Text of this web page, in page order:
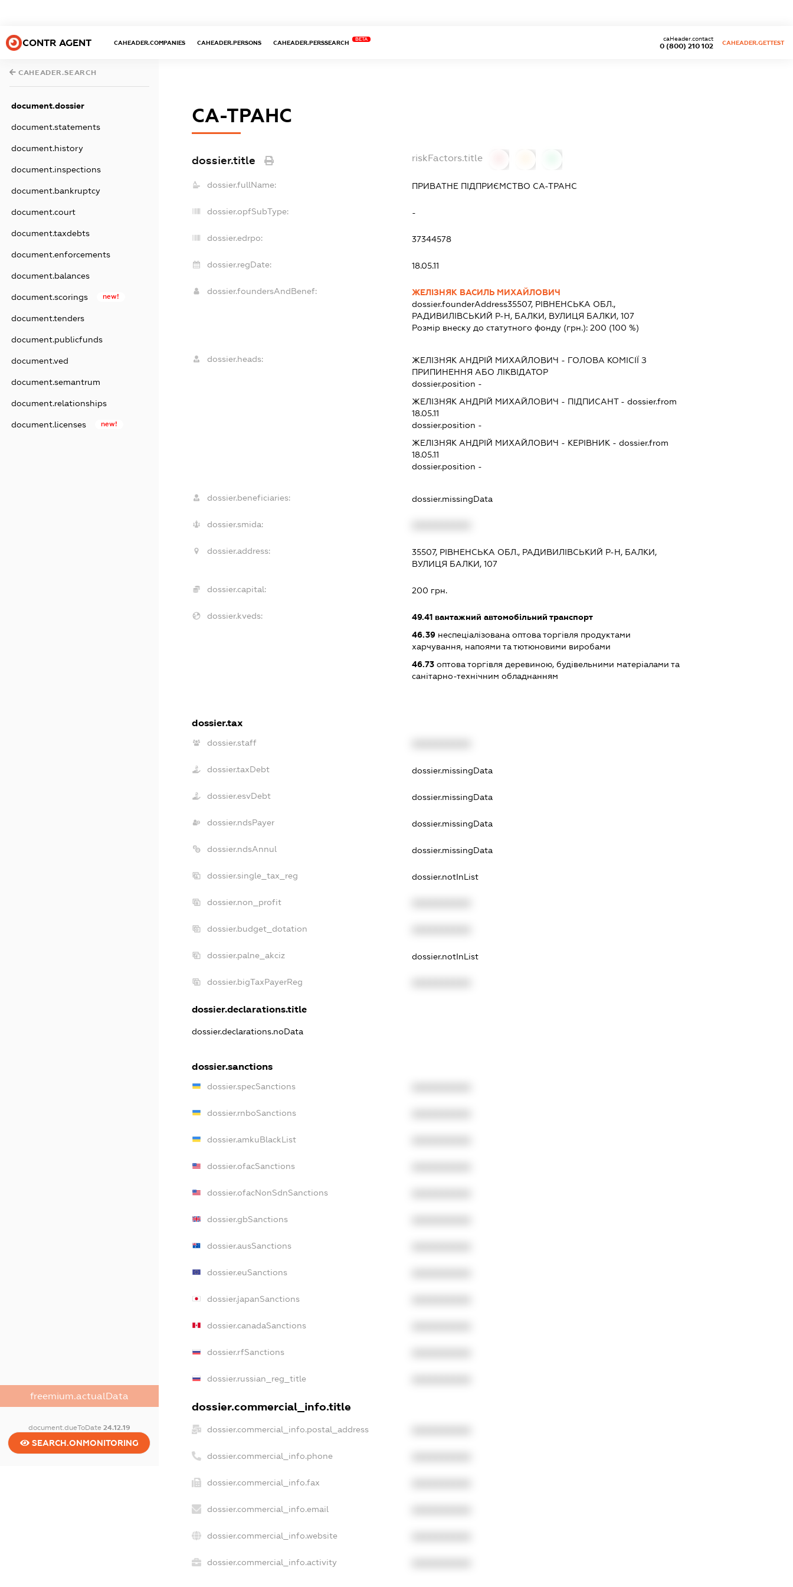
CONTR AGENT CAHEADER.COMPANIES CAHEADER.PERSONS CAHEADER.PERSSEARCH
BETA
0 (800) 210 102
caHeader.contact
CAHEADER.GETTEST
CAHEADER.SEARCH
document.dossier
document.statements
document.history
document.inspections
document.bankruptcy
document.court
document.taxdebts
document.enforcements
document.balances
document.scorings new!
document.tenders
document.publicfunds
document.ved
document.semantrum
document.relationships
document.licenses new!
freemium.actualData
document.dueToDate 24.12.19
SEARCH.ONMONITORING
СА-ТРАНС
dossier.title riskFactors.title
dossier.fullName: ПРИВАТНЕ ПІДПРИЄМСТВО СА-ТРАНС
dossier.opfSubType: -
dossier.edrpo: 37344578
dossier.regDate: 18.05.11
dossier.foundersAndBenef:
ЖЕЛІЗНЯК ВАСИЛЬ МИХАЙЛОВИЧ
dossier.founderAddress35507, РІВНЕНСЬКА ОБЛ.,
РАДИВИЛІВСЬКИЙ Р-Н, БАЛКИ, ВУЛИЦЯ БАЛКИ, 107
Розмір внеску до статутного фонду (грн.): 200 (100 %)
dossier.heads: ЖЕЛІЗНЯК АНДРІЙ МИХАЙЛОВИЧ - ГОЛОВА КОМІСІЇ З
ПРИПИНЕННЯ АБО ЛІКВІДАТОР
dossier.position -
ЖЕЛІЗНЯК АНДРІЙ МИХАЙЛОВИЧ - ПІДПИСАНТ- dossier.from
18.05.11
dossier.position -
ЖЕЛІЗНЯК АНДРІЙ МИХАЙЛОВИЧ - КЕРІВНИК - dossier.from
18.05.11
dossier.position -
dossier.beneficiaries: dossier.missingData
dossier.smida:
dossier.address:
35507, РІВНЕНСЬКА ОБЛ., РАДИВИЛІВСЬКИЙ Р-Н, БАЛКИ,
ВУЛИЦЯ БАЛКИ, 107
dossier.capital: 200 грн.
dossier.kveds: 49.41вантажний автомобільний транспорт
46.39неспеціалізована оптова торгівля продуктами
харчування, напоями та тютюновими виробами
46.73оптова торгівля деревиною, будівельними матеріалами та
санітарно-технічним обладнанням
dossier.tax
dossier.staff
dossier.taxDebt dossier.missingData
dossier.esvDebt dossier.missingData
dossier.ndsPayer dossier.missingData
dossier.ndsAnnul dossier.missingData
dossier.single_tax_reg dossier.notInList
dossier.non_profit
dossier.budget_dotation
dossier.palne_akciz dossier.notInList
dossier.bigTaxPayerReg
dossier.declarations.title
dossier.declarations.noData
dossier.sanctions
dossier.specSanctions
dossier.rnboSanctions
dossier.amkuBlackList
dossier.ofacSanctions
dossier.ofacNonSdnSanctions
dossier.gbSanctions
dossier.ausSanctions
dossier.euSanctions
dossier.japanSanctions
dossier.canadaSanctions
dossier.rfSanctions
dossier.russian_reg_title
dossier.commercial_info.title
dossier.commercial_info.postal_address
dossier.commercial_info.phone
dossier.commercial_info.fax
dossier.commercial_info.email
dossier.commercial_info.website
dossier.commercial_info.activity